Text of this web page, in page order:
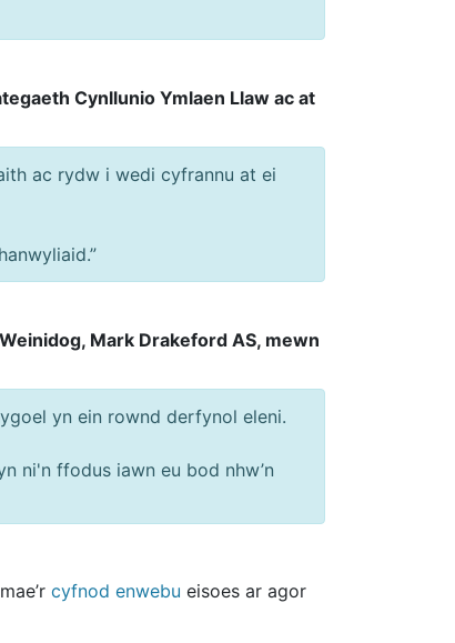
Cynllunio Ymlaen Llaw ac at
ac rydw i wedi cyfrannu at ei
Mark Drakeford AS, mewn
yn ein rownd derfynol eleni.
ni'n ffodus iawn eu bod nhw’n
cyfnod enwebu eisoes ar agor